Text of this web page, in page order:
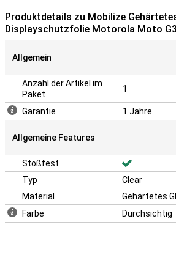
Produktdetails zu Mobilize
Displayschutzfolie Motorola Moto
Allgemein
Anzahl der Artikel im
Paket
1
Garantie 1 Jahre
Allgemeine Features
Stoßfest
Typ
Clear
Material
Gehärtetes
Farbe
Durchsichtig